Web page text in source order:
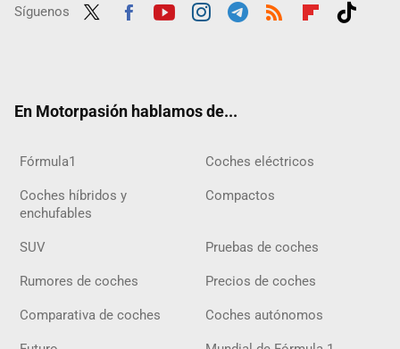
Síguenos
En Motorpasión hablamos de...
Fórmula1 Coches eléctricos
Coches híbridos y
enchufables
Compactos
SUV Pruebas de coches
Rumores de coches Precios de coches
Comparativa de coches Coches autónomos